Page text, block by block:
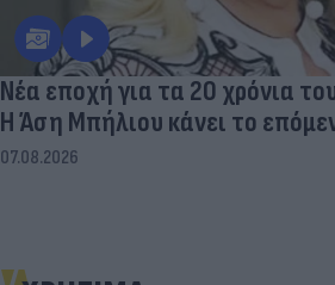
Νέα εποχή για τα 20 χρόνια
Η Άση Μπήλιου κάνει το